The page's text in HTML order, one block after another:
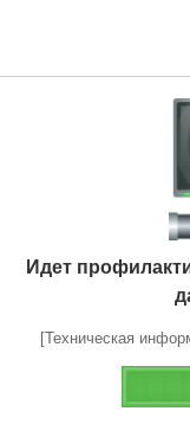
Идет
[Техническая